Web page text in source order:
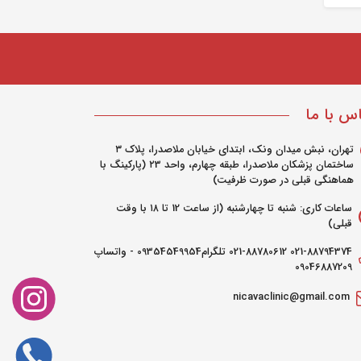
با ما
تهران، نبش میدان ونک، ابتدای خیابان ملاصدرا، پلاک ۳
ساختمان پزشکان ملاصدرا، طبقه چهارم، واحد ۲3 (پارکینگ با
هماهنگی قبلی در صورت ظرفیت)
ساعات کاری: شنبه تا چهارشنبه (از ساعت 12 تا ۱۸ با وقت
قبلی)
021-88794374 021-88780612 تلگرام09354549954 - واتساپ
09046887209
nicavaclinic@gmail.com